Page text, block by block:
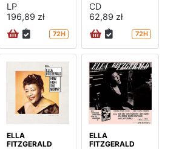
LP
196,89 zł
72H
CD
62,89 zł
72H
ELLA
FITZGERALD
ELLA
FITZGERALD